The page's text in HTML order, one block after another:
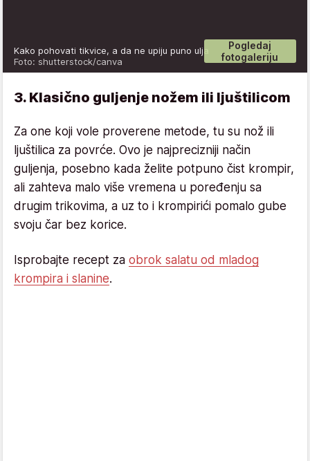
Pogledaj
fotogaleriju
Kako pohovati tikvice, a da ne upiju puno ulja
Foto: shutterstock/canva
3. Klasično guljenje nožem ili ljuštilicom
Za one koji vole proverene metode, tu su nož ili
ljuštilica za povrće. Ovo je najprecizniji način
guljenja, posebno kada želite potpuno čist krompir,
ali zahteva malo više vremena u poređenju sa
drugim trikovima, a uz to i krompirići pomalo gube
svoju čar bez korice.
Isprobajte recept za obrok salatu od mladog
krompira i slanine.